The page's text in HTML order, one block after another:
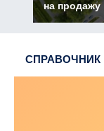
на продажу
СПРАВОЧНИК